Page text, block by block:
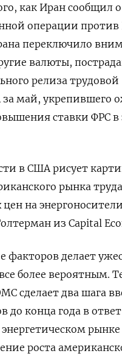
как Иран сообщил о
операции против
переключило
валюты,
релиза трудовой
май, укрепившего
ставки ФРС в
​в США рисует
рынка
на
из ‌Capital
факторов делает
более вероятным.
сделает ​два шага
до конца года ‌в
​роста